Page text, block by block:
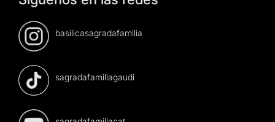
basilicasagradafamilia
sagradafamiliagaudi